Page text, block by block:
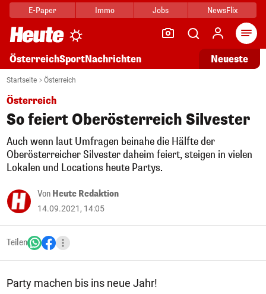
E-Paper Immo Jobs NewsFlix
ÖsterreichSportNachrichten Neueste
Startseite Österreich
Österreich
So feiert Oberösterreich Silvester
Auch wenn laut Umfragen beinahe die Hälfte der
Oberösterreicher Silvester daheim feiert, steigen in vielen
Lokalen und Locations heute Partys.
Von Heute Redaktion
14.09.2021, 14:05
Teilen
Party machen bis ins neue Jahr!